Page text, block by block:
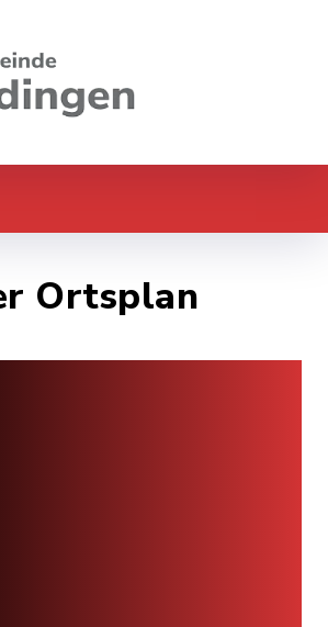
Ortsplan